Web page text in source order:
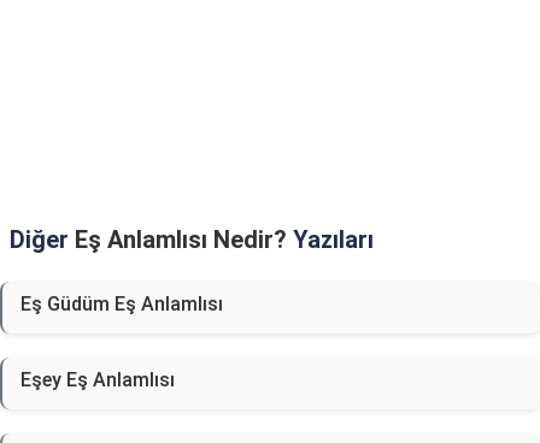
Diğer Eş Anlamlısı Nedir? Yazıları
Eş Güdüm Eş Anlamlısı
Eşey Eş Anlamlısı